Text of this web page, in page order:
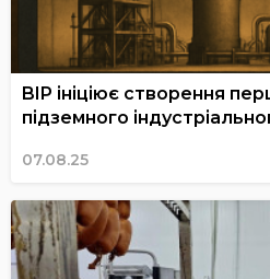
BIP ініціює створення
підземного
07.08.25